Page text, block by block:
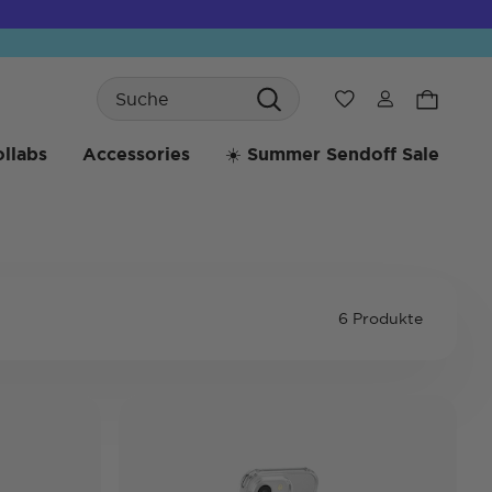
Wunschliste
Accessories ☀️ Summer Sendoff Sale
6 Produkte